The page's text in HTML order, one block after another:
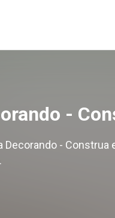
-
Decorando -